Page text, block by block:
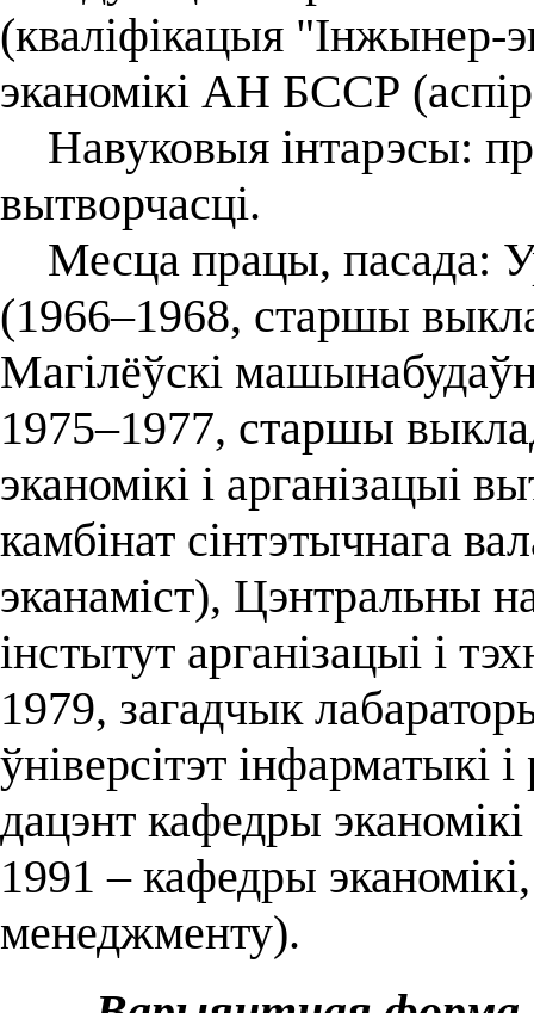
(кваліфікацыя "Інжынер-
эканомікі АН БССР
Навуковыя інтарэсы:
вытворчасці.
Месца працы, пасада:
(1966–1968, старшы
Магілёўскі
1975–1977, старшы
эканомікі і арганізацыі
камбінат сінтэтычнага
эканаміст), Цэнтральны
інстытут арганізацыі і
1979, загадчык
ўніверсітэт інфарматыкі
дацэнт кафедры эканомікі
1991 – кафедры
менеджменту).